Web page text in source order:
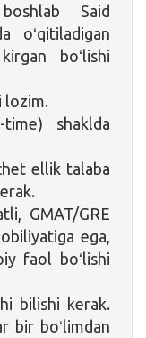
Said
oʻqitiladigan
boʻlishi
lozim.
shaklda
ellik talaba
GMAT/GRE
ega,
faol boʻlishi
bilishi kerak.
bir boʻlimdan